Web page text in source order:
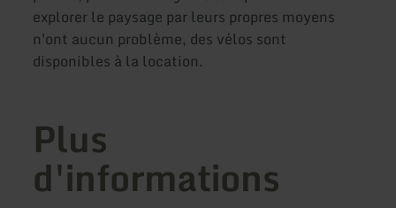
explorer le paysage par leurs propres moyens
n'ont aucun problème, des vélos sont
disponibles à la location.
Plus
d'informations